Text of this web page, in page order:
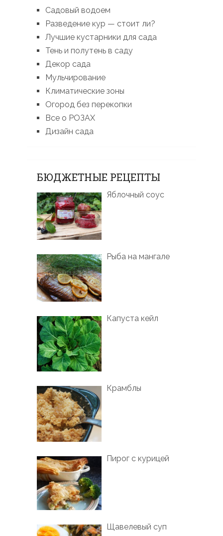
Садовый водоем
Разведение кур — стоит ли?
Лучшие кустарники для сада
Тень и полутень в саду
Декор сада
Мульчирование
Климатические зоны
Огород без перекопки
Все о РОЗАХ
Дизайн сада
БЮДЖЕТНЫЕ РЕЦЕПТЫ
Яблочный соус
Рыба на мангале
Капуста кейл
Крамблы
Пирог с курицей
Щавелевый суп